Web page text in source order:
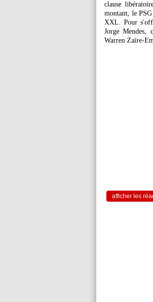
clause
montant, le
XXL. Pour
Jorge Mendes,
Warren Zaïre-
afficher les